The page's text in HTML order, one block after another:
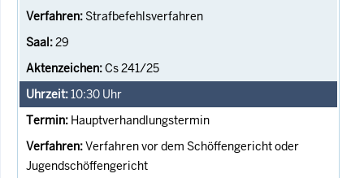
Strafbefehlsverfahren
29
Cs 241/25
10:30 Uhr
Hauptverhandlungstermin
Verfahren vor dem Schöffengericht oder
Jugendschöffengericht